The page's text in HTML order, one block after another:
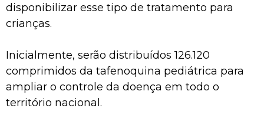
disponibilizar esse tipo de tratamento para
crianças.
Inicialmente, serão distribuídos 126.120
comprimidos da tafenoquina pediátrica para
ampliar o controle da doença em todo o
território nacional.